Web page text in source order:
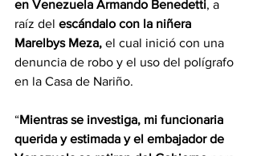
en Venezuela Armando Benedetti, a
raíz del escándalo con la niñera
Marelbys Meza, el cual inició con una
denuncia de robo y el uso del polígrafo
en la Casa de Nariño.
“Mientras se investiga, mi funcionaria
querida y estimada y el embajador de